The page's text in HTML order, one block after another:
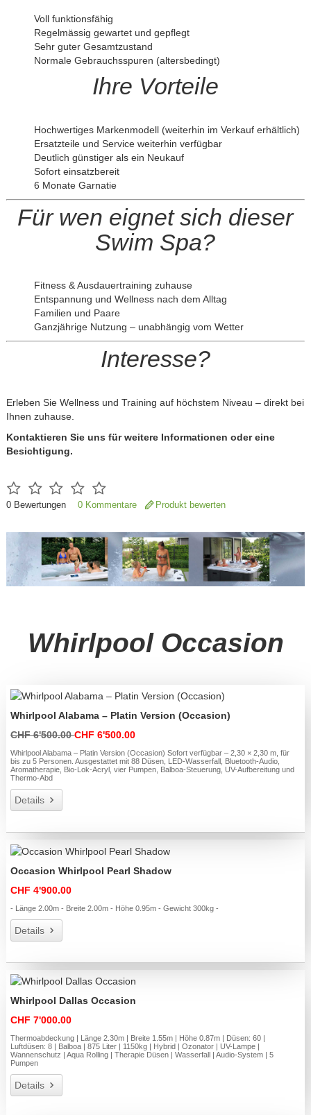
Voll funktionsfähig
Regelmässig gewartet und gepflegt
Sehr guter Gesamtzustand
Normale Gebrauchsspuren (altersbedingt)
Ihre Vorteile
Hochwertiges Markenmodell (weiterhin im Verkauf erhältlich)
Ersatzteile und Service weiterhin verfügbar
Deutlich günstiger als ein Neukauf
Sofort einsatzbereit
6 Monate Garnatie
Für wen eignet sich dieser
Swim Spa?
Fitness & Ausdauertraining zuhause
Entspannung und Wellness nach dem Alltag
Familien und Paare
Ganzjährige Nutzung – unabhängig vom Wetter
Interesse?
Erleben Sie Wellness und Training auf höchstem Niveau – direkt bei
Ihnen zuhause.
Kontaktieren Sie uns für weitere Informationen oder eine
Besichtigung.
0Bewertungen 0 Kommentare Produkt bewerten
Whirlpool Occasion
Whirlpool Alabama – Platin Version (Occasion)
CHF 6'500.00CHF 6'500.00
Whirlpool Alabama – Platin Version (Occasion) Sofort verfügbar – 2,30 × 2,30 m, für
bis zu 5 Personen. Ausgestattet mit 88 Düsen, LED-Wasserfall, Bluetooth-Audio,
Aromatherapie, Bio-Lok-Acryl, vier Pumpen, Balboa-Steuerung, UV-Aufbereitung und
Thermo-Abd
Details
Occasion Whirlpool Pearl Shadow
CHF 4'900.00
- Länge 2.00m - Breite 2.00m - Höhe 0.95m - Gewicht 300kg -
Details
Whirlpool Dallas Occasion
CHF 7'000.00
Thermoabdeckung | Länge 2.30m | Breite 1.55m | Höhe 0.87m | Düsen: 60 |
Luftdüsen: 8 | Balboa | 875 Liter | 1150kg | Hybrid | Ozonator | UV-Lampe |
Wannenschutz | Aqua Rolling | Therapie Düsen | Wasserfall | Audio-System | 5
Pumpen
Details